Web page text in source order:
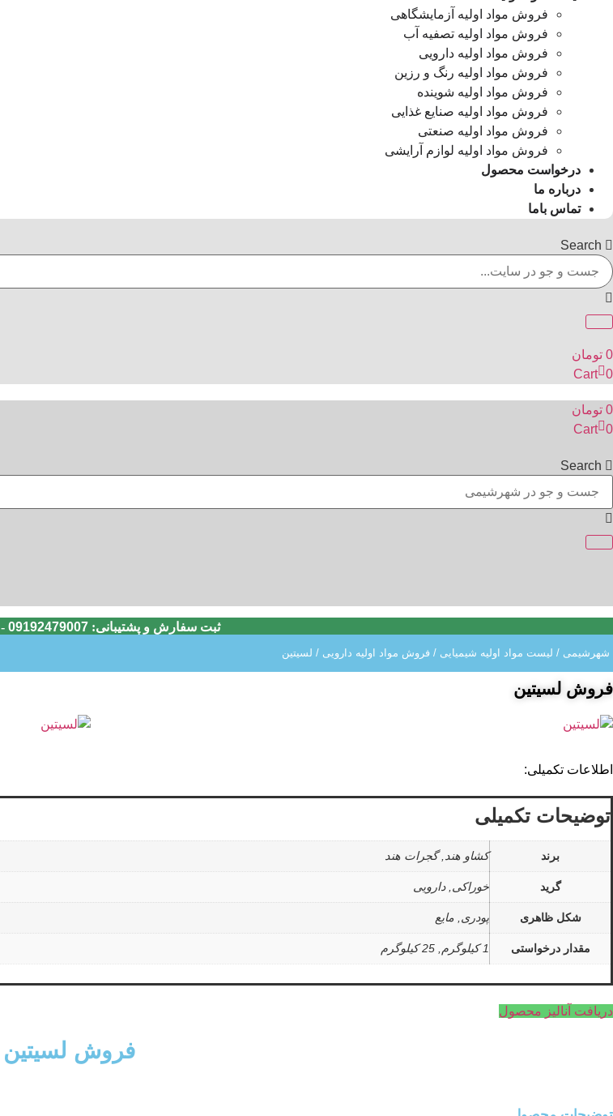
فروش مواد اولیه آزمایشگاهی
فروش مواد اولیه تصفیه آب
فروش مواد اولیه دارویی
فروش مواد اولیه رنگ و رزین
فروش مواد اولیه شوینده
فروش مواد اولیه صنایع غذایی
فروش مواد اولیه صنعتی
فروش مواد اولیه لوازم آرایشی
درخواست محصول
درباره ما
تماس باما
Search
0 تومان
0
Cart
0 تومان
0
Cart
Search
ثبت سفارش و پشتیبانی: 09192479007
-
شهرشیمی / لیست مواد اولیه شیمیایی / فروش مواد اولیه دارویی / لسیتین
فروش لسیتین
اطلاعات تکمیلی:
توضیحات تکمیلی
برند کشاو هند, گجرات هند
گرید خوراکی, دارویی
شکل ظاهری پودری, مایع
مقدار درخواستی 1 کیلوگرم, 25 کیلوگرم
دریافت آنالیز محصول
فروش لسیتین